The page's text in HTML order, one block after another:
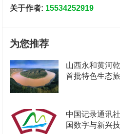
关于作者: 15534252919
为您推荐
山西永和黄河
首批特色生态
中国记录通讯
国数字与新兴